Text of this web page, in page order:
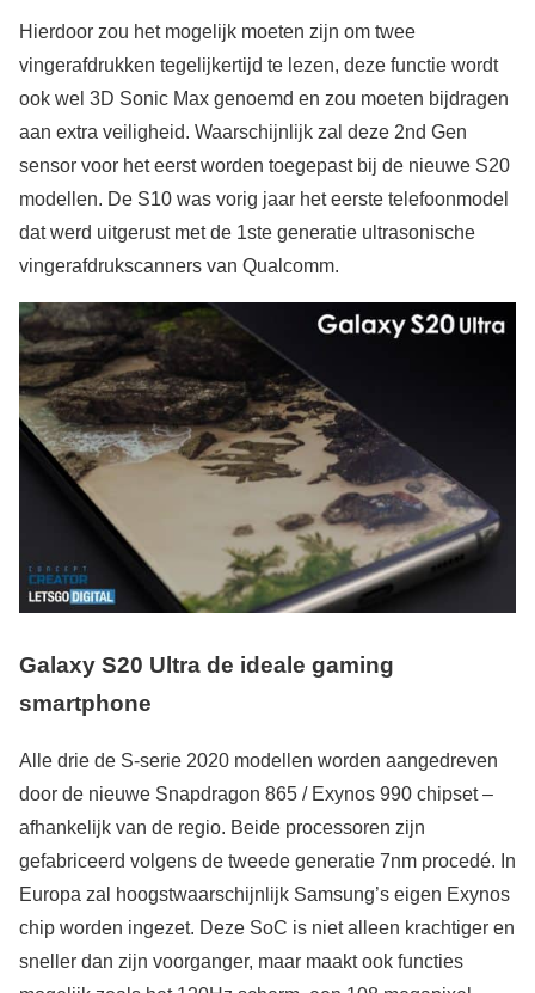
Hierdoor zou het mogelijk moeten zijn om twee
vingerafdrukken tegelijkertijd te lezen, deze functie wordt
ook wel 3D Sonic Max genoemd en zou moeten bijdragen
aan extra veiligheid. Waarschijnlijk zal deze 2nd Gen
sensor voor het eerst worden toegepast bij de nieuwe S20
modellen. De S10 was vorig jaar het eerste telefoonmodel
dat werd uitgerust met de 1ste generatie ultrasonische
vingerafdrukscanners van Qualcomm.
Galaxy S20 Ultra de ideale gaming
smartphone
Alle drie de S-serie 2020 modellen worden aangedreven
door de nieuwe Snapdragon 865 / Exynos 990 chipset –
afhankelijk van de regio. Beide processoren zijn
gefabriceerd volgens de tweede generatie 7nm procedé. In
Europa zal hoogstwaarschijnlijk Samsung’s eigen Exynos
chip worden ingezet. Deze SoC is niet alleen krachtiger en
sneller dan zijn voorganger, maar maakt ook functies